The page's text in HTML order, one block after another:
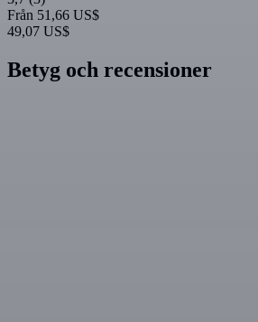
Från 51,66 US$
49,07 US$
Betyg och recensioner